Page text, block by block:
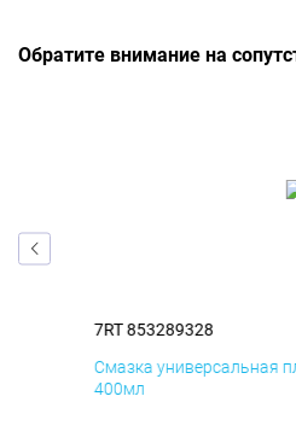
Обратите внимание на
7RT 853289328
Смазка универсальная
400мл